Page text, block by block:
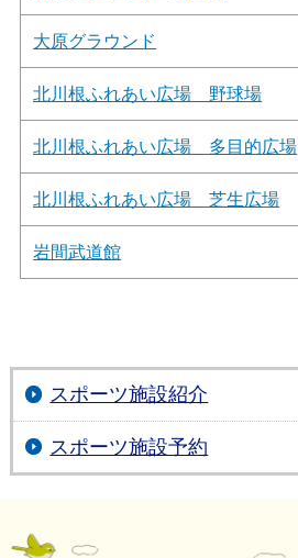
大原グラウンド
北川根ふれあい広場 野球場
北川根ふれあい広場 多目的広場
北川根ふれあい広場 芝生広場
岩間武道館
スポーツ施設紹介
スポーツ施設予約